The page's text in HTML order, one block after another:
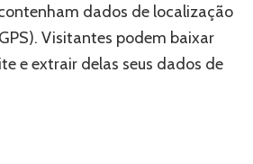
dados de localização
Visitantes podem baixar
e extrair delas seus dados de